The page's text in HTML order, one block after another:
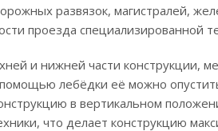
развязок, магистралей,
проезда специализированной
и нижней части конструкции,
лебёдки её можно
в вертикальном
что делает конструкцию